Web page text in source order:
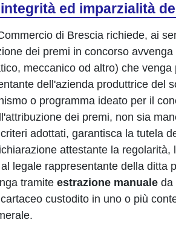
ed imparzialità
di Brescia richiede, ai
dei premi in concorso
meccanico od altro) che
dell'azienda produttrice del
o programma ideato per il
dei premi, non sia
adottati, garantisca la tutela
attestante la
legale rappresentante della ditta
tramite estrazione manuale da
custodito in uno o più